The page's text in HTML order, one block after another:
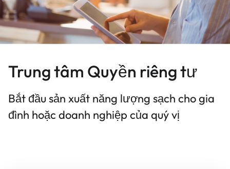
Trung tâm Quyền riêng tư
Bắt đầu sản xuất năng lượng sạch cho gia
đình hoặc doanh nghiệp của quý vị